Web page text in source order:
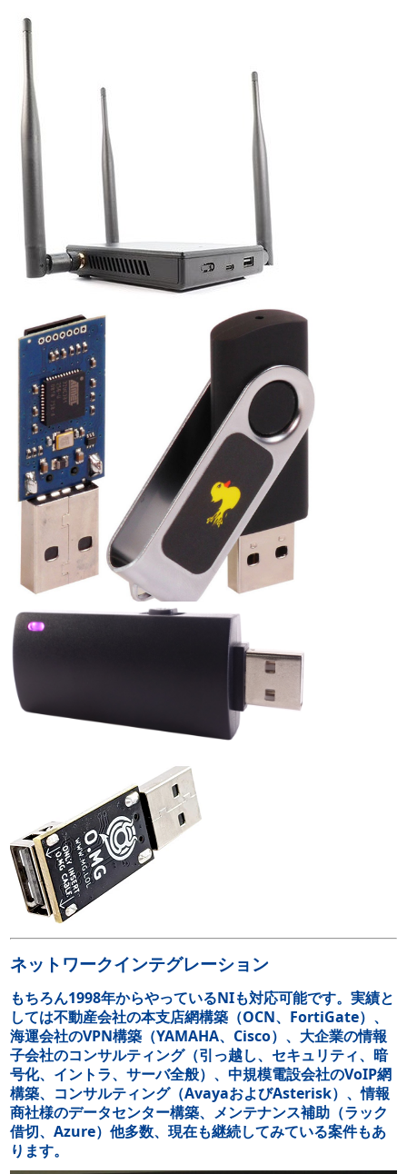
ネットワークインテグレーション
もちろん1998年からやっているNIも対応可能です。実績と
しては不動産会社の本支店網構築（OCN、FortiGate）、
海運会社のVPN構築（YAMAHA、Cisco）、大企業の情報
子会社のコンサルティング（引っ越し、セキュリティ、暗
号化、イントラ、サーバ全般）、中規模電設会社のVoIP網
構築、コンサルティング（AvayaおよびAsterisk）、情報
商社様のデータセンター構築、メンテナンス補助（ラック
借切、Azure）他多数、現在も継続してみている案件もあ
ります。